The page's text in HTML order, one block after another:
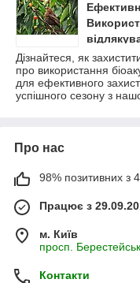
Дізнайтеся, як
про використання
для ефективного
успішного сезону з
Про нас
98% позитивних з
Працює з
м. Київ
просп.
Контакти